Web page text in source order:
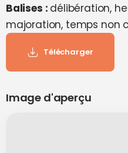
Balises : délibération,
majoration, temps non
Télécharger
Image d'aperçu